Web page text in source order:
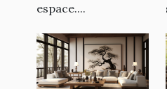
espace....